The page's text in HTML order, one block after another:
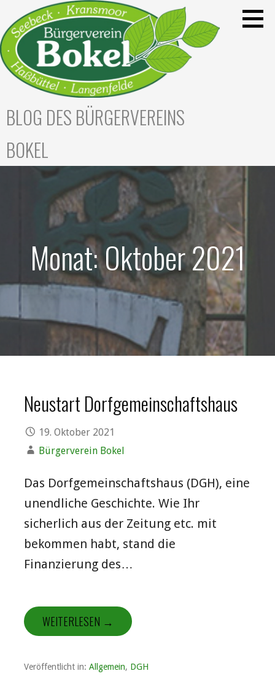
Inhalt
springen
BLOG DES BÜRGERVEREINS
BOKEL
Monat: Oktober 2021
Neustart Dorfgemeinschaftshaus
19. Oktober 2021
Bürgerverein Bokel
Das Dorfgemeinschaftshaus (DGH), eine
unendliche Geschichte. Wie Ihr
sicherlich aus der Zeitung etc. mit
bekommen habt, stand die
Finanzierung des…
WEITERLESEN →
Veröffentlicht in: Allgemein, DGH